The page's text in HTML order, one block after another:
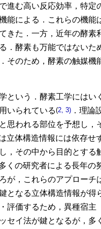
む高い反応効率，特定
能による．これらの機能
きた．一方，近年の酵素
．酵素も万能ではない
そのため，酵素の触媒機
という．酵素工学にはい
いられている(2, 3) ．理論
思われる部位を予想し，
立体構造情報には依存
，その中から目的とす
くの研究者による長年
が，これらのアプローチ
となる立体構造情報が得
評価するため，異種宿主
セイ法が鍵となるが，